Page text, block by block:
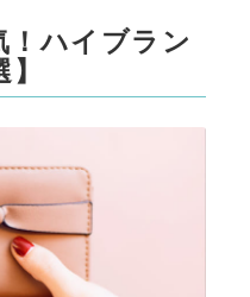
！ハイブラン